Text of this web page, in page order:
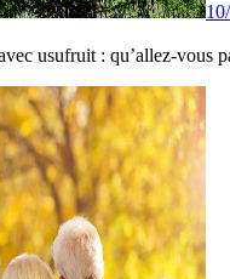
usufruit : qu’allez-vous